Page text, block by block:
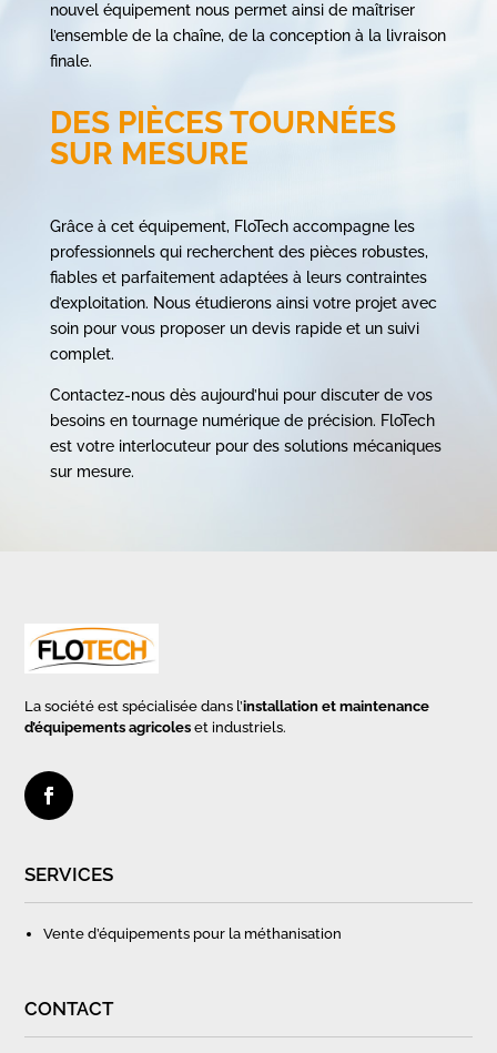
nouvel équipement nous permet ainsi de maîtriser
l’ensemble de la chaîne, de la conception à la livraison
finale.
DES PIÈCES TOURNÉES
SUR MESURE
Grâce à cet équipement, FloTech accompagne les
professionnels qui recherchent des pièces robustes,
fiables et parfaitement adaptées à leurs contraintes
d’exploitation. Nous étudierons ainsi votre projet avec
soin pour vous proposer un devis rapide et un suivi
complet.
Contactez-nous dès aujourd’hui pour discuter de vos
besoins en tournage numérique de précision. FloTech
est votre interlocuteur pour des solutions mécaniques
sur mesure.
La société est spécialisée dans l’installation et maintenance
d’équipements agricoleset industriels.
SERVICES
Vente d’équipements pour la méthanisation
CONTACT